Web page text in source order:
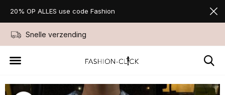
Snelle verzending
20% OP ALLES use code Fashion